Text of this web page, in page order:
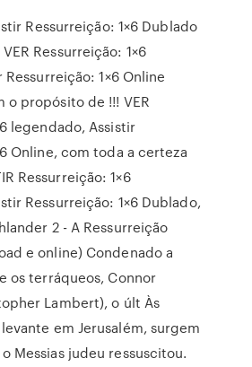
Ressurreição: 1×6 Dublado
Ressurreição: 1×6
1×6 Online
o propósito de !!! VER
legendado, Assistir
Online, com toda a certeza
Ressurreição: 1×6
Ressurreição: 1×6 Dublado,
2 - A Ressurreição
e online) Condenado a
os terráqueos, Connor
Lambert), o últ Às
em Jerusalém, surgem
Messias judeu ressuscitou.